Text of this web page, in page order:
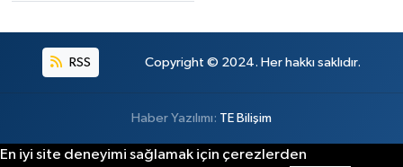
RSS Copyright © 2024. Her hakkı saklıdır.
Haber Yazılımı: TE Bilişim
En iyi site deneyimi sağlamak için çerezlerden